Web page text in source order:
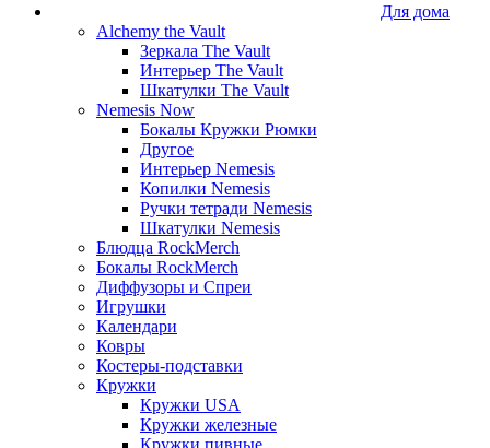
Для дома
Alchemy the Vault
Зеркала The Vault
Интерьер The Vault
Шкатулки The Vault
Nemesis Now
Бокалы Кружки Рюмки
Другое
Интерьер Nemesis
Копилки Nemesis
Ручки тетради Nemesis
Шкатулки Nemesis
Блюдца RockMerch
Бокалы RockMerch
Диффузоры и Спреи
Игрушки
Календари
Ковры
Костеры-подставки
Кружки
Кружки USA
Кружки железные
Кружки пивные